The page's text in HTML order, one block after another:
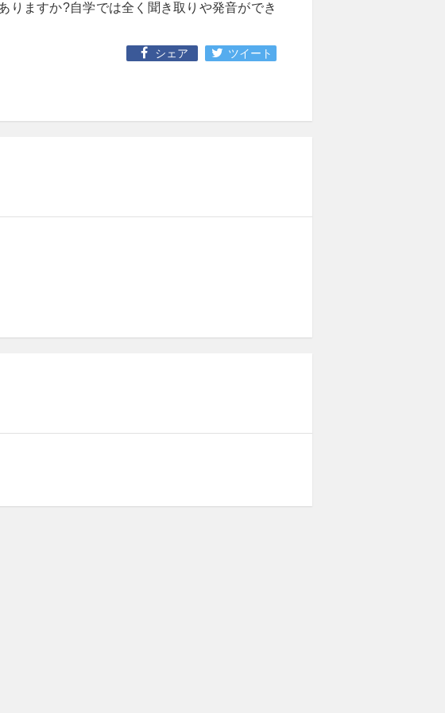
りますか?自学では全く聞き取りや発音ができ
シェア ツイート